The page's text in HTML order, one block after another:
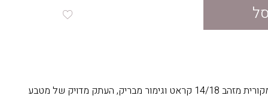
טבעת חותם משוכללת ומקורית מזהב 14/18 קראט וגימור מבריק, העתק מדויק של מטבע